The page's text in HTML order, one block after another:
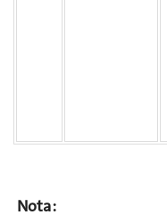
Nota :